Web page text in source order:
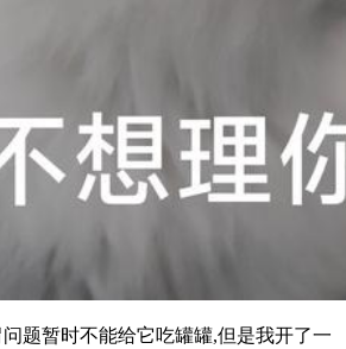
题暂时不能给它吃罐罐,但是我开了一